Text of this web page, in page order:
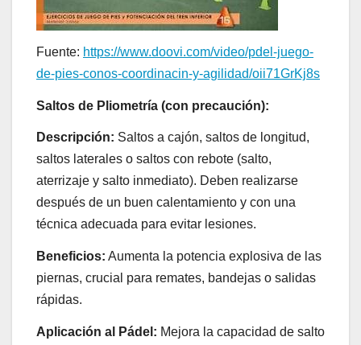
Fuente: https://www.doovi.com/video/pdel-juego-
de-pies-conos-coordinacin-y-agilidad/oii71GrKj8s
Saltos de Pliometría (con precaución):
Descripción: Saltos a cajón, saltos de longitud,
saltos laterales o saltos con rebote (salto,
aterrizaje y salto inmediato). Deben realizarse
después de un buen calentamiento y con una
técnica adecuada para evitar lesiones.
Beneficios: Aumenta la potencia explosiva de las
piernas, crucial para remates, bandejas o salidas
rápidas.
Aplicación al Pádel: Mejora la capacidad de salto